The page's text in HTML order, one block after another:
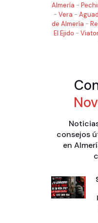
Almería -
- Vera -
de Almería -
El Ejido -
consejos
en